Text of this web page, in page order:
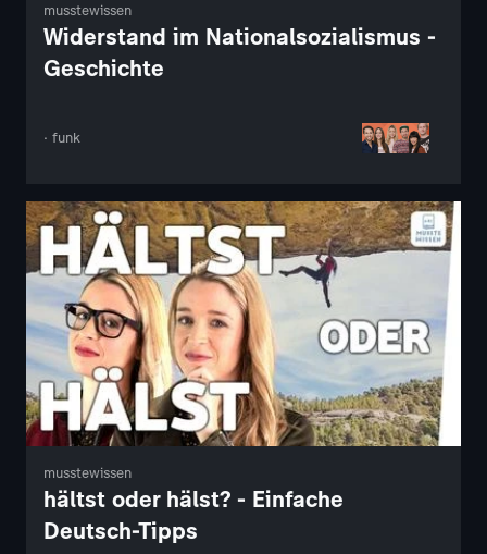
musstewissen
Widerstand im Nationalsozialismus -
Geschichte
· funk
musstewissen
hältst oder hälst? - Einfache
Deutsch-Tipps